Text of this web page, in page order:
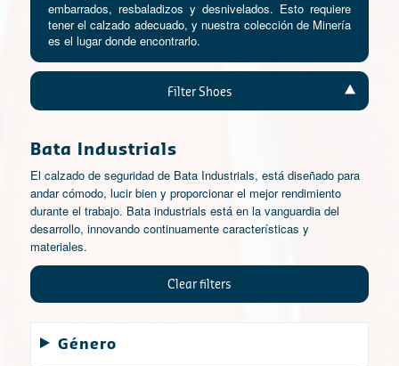
embarrados, resbaladizos y desnivelados. Esto requiere
tener el calzado adecuado, y nuestra colección de Minería
es el lugar donde encontrarlo.
Filter Shoes
Bata Industrials
El calzado de seguridad de Bata Industrials, está diseñado para
andar cómodo, lucir bien y proporcionar el mejor rendimiento
durante el trabajo. Bata industrials está en la vanguardia del
desarrollo, innovando continuamente características y
materiales.
Clear filters
Género